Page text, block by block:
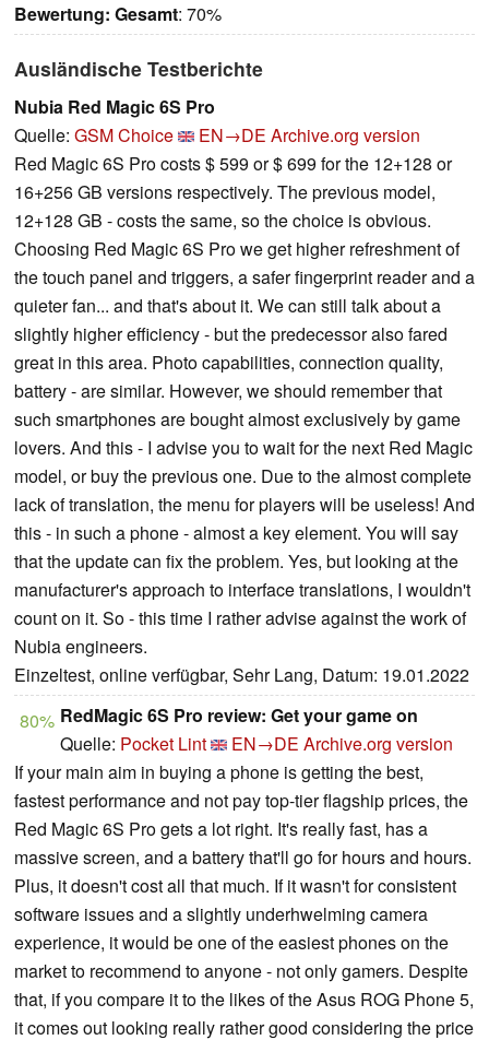
Bewertung: Gesamt: 70%
Ausländische Testberichte
Nubia Red Magic 6S Pro
Quelle: GSM Choice EN→DE Archive.org version
Red Magic 6S Pro costs $ 599 or $ 699 for the 12+128 or
16+256 GB versions respectively. The previous model,
12+128 GB - costs the same, so the choice is obvious.
Choosing Red Magic 6S Pro we get higher refreshment of
the touch panel and triggers, a safer fingerprint reader and a
quieter fan... and that's about it. We can still talk about a
slightly higher efficiency - but the predecessor also fared
great in this area. Photo capabilities, connection quality,
battery - are similar. However, we should remember that
such smartphones are bought almost exclusively by game
lovers. And this - I advise you to wait for the next Red Magic
model, or buy the previous one. Due to the almost complete
lack of translation, the menu for players will be useless! And
this - in such a phone - almost a key element. You will say
that the update can fix the problem. Yes, but looking at the
manufacturer's approach to interface translations, I wouldn't
count on it. So - this time I rather advise against the work of
Nubia engineers.
Einzeltest, online verfügbar, Sehr Lang, Datum: 19.01.2022
80% RedMagic 6S Pro review: Get your game on
Quelle: Pocket Lint EN→DE Archive.org version
If your main aim in buying a phone is getting the best,
fastest performance and not pay top-tier flagship prices, the
Red Magic 6S Pro gets a lot right. It's really fast, has a
massive screen, and a battery that'll go for hours and hours.
Plus, it doesn't cost all that much. If it wasn't for consistent
software issues and a slightly underhwelming camera
experience, it would be one of the easiest phones on the
market to recommend to anyone - not only gamers. Despite
that, if you compare it to the likes of the Asus ROG Phone 5,
it comes out looking really rather good considering the price